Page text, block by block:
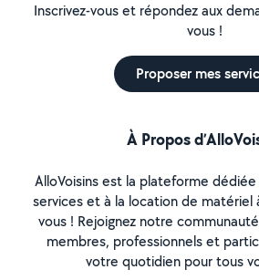
Inscrivez-vous et répondez aux
vous !
Proposer mes
À Propos
AlloVoisins est la plateforme
services et à la location de matériel
vous ! Rejoignez notre
membres, professionnels et
votre quotidien pour tous